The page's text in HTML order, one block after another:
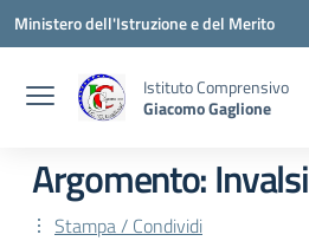
Vai ai contenuti
Vai al menu di navigazione
Vai al footer
Ministero dell'Istruzione e del Merito
Istituto Comprensivo
Giacomo Gaglione
Argomento: Invalsi
Stampa / Condividi